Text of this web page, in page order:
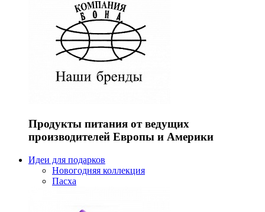
Продукты питания от ведущих
производителей Европы и Америки
Идеи для подарков
Новогодняя коллекция
Пасха